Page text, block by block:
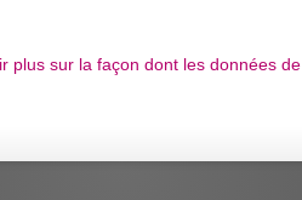
plus sur la façon dont les données de